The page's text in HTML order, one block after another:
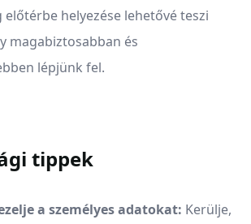
helyezése lehetővé teszi
magabiztosabban és
lépjünk fel.
tippek
a személyes adatokat: Kerülje,